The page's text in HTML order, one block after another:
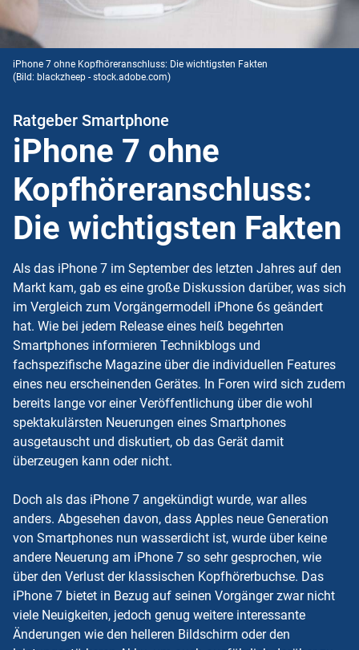
iPhone 7 ohne Kopfhöreranschluss: Die wichtigsten Fakten
(Bild: blackzheep - stock.adobe.com)
Ratgeber Smartphone
iPhone 7 ohne
Kopfhöreranschluss:
Die wichtigsten Fakten
Als das iPhone 7 im September des letzten Jahres auf den
Markt kam, gab es eine große Diskussion darüber, was sich
im Vergleich zum Vorgängermodell iPhone 6s geändert
hat. Wie bei jedem Release eines heiß begehrten
Smartphones informieren Technikblogs und
fachspezifische Magazine über die individuellen Features
eines neu erscheinenden Gerätes. In Foren wird sich zudem
bereits lange vor einer Veröffentlichung über die wohl
spektakulärsten Neuerungen eines Smartphones
ausgetauscht und diskutiert, ob das Gerät damit
überzeugen kann oder nicht.
Doch als das iPhone 7 angekündigt wurde, war alles
anders. Abgesehen davon, dass Apples neue Generation
von Smartphones nun wasserdicht ist, wurde über keine
andere Neuerung am iPhone 7 so sehr gesprochen, wie
über den Verlust der klassischen Kopfhörerbuchse. Das
iPhone 7 bietet in Bezug auf seinen Vorgänger zwar nicht
viele Neuigkeiten, jedoch genug weitere interessante
Änderungen wie den helleren Bildschirm oder den